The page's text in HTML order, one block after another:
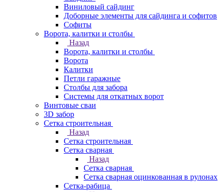
Виниловый сайдинг
Доборные элементы для сайдинга и софитов
Софиты
Ворота, калитки и столбы
Назад
Ворота, калитки и столбы
Ворота
Калитки
Петли гаражные
Столбы для забора
Системы для откатных ворот
Винтовые сваи
3D забор
Сетка строительная
Назад
Сетка строительная
Сетка сварная
Назад
Сетка сварная
Сетка сварная оцинкованная в рулонах
Сетка-рабица